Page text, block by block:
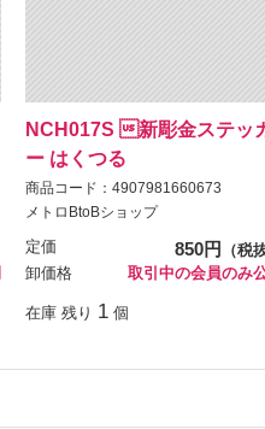
NCH017S 新彫金ステッ
ー はくつる
商品コード：4907981660673
メトロBtoBショップ
定価 850円
（税
卸価格
取引中の会員のみ
在庫 残り 1 個